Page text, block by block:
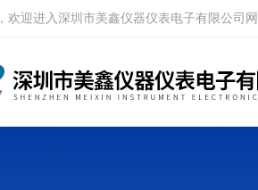
欢迎进入深圳市美鑫仪器仪表电子有限公司网